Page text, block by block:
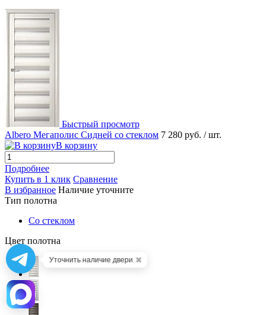
Быстрый просмотр
Albero Мегаполис Сидней со стеклом 7 280 руб. / шт.
В корзину
Подробнее
Купить в 1 клик Сравнение
В избранное Наличие уточните
Тип полотна
Со стеклом
Цвет полотна
Уточнить наличие двери ✖